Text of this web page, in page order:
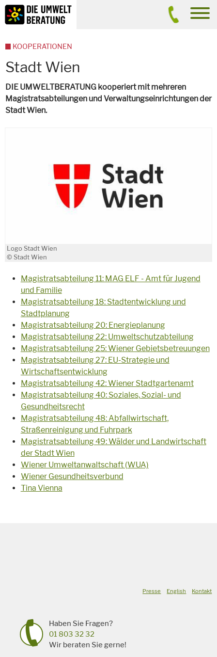
Inhalt
Suche
Stadt Wien
DIE UMWELTBERATUNG kooperiert mit mehreren
Magistratsabteilungen und Verwaltungseinrichtungen der
Stadt Wien.
Logo Stadt Wien
© Stadt Wien
Magistratsabteilung 11: MAG ELF - Amt für Jugend
und Familie
Magistratsabteilung 18: Stadtentwicklung und
Stadtplanung
Magistratsabteilung 20: Energieplanung
Magistratsabteilung 22: Umweltschutzabteilung
Magistratsabteilung 25: Wiener Gebietsbetreuungen
Magistratsabteilung 27: EU-Strategie und
Wirtschaftsentwicklung
Magistratsabteilung 42: Wiener Stadtgartenamt
Magistratsabteilung 40: Soziales, Sozial- und
Gesundheitsrecht
Magistratsabteilung 48: Abfallwirtschaft,
Straßenreinigung und Fuhrpark
Magistratsabteilung 49: Wälder und Landwirtschaft
der Stadt Wien
Wiener Umweltanwaltschaft (WUA)
Wiener Gesundheitsverbund
Tina Vienna
KOOPERATIONEN
Presse English Kontakt
Haben Sie Fragen?
01 803 32 32
Wir beraten Sie gerne!